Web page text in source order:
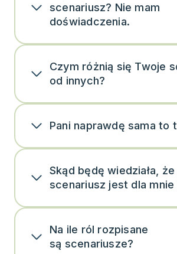
scenariusz? Nie mam
doświadczenia.
Czym różnią się Twoje
od innych?
Pani naprawdę sama to
Skąd będę wiedziała,
scenariusz jest dla mnie
Na ile ról rozpisane
są scenariusze?